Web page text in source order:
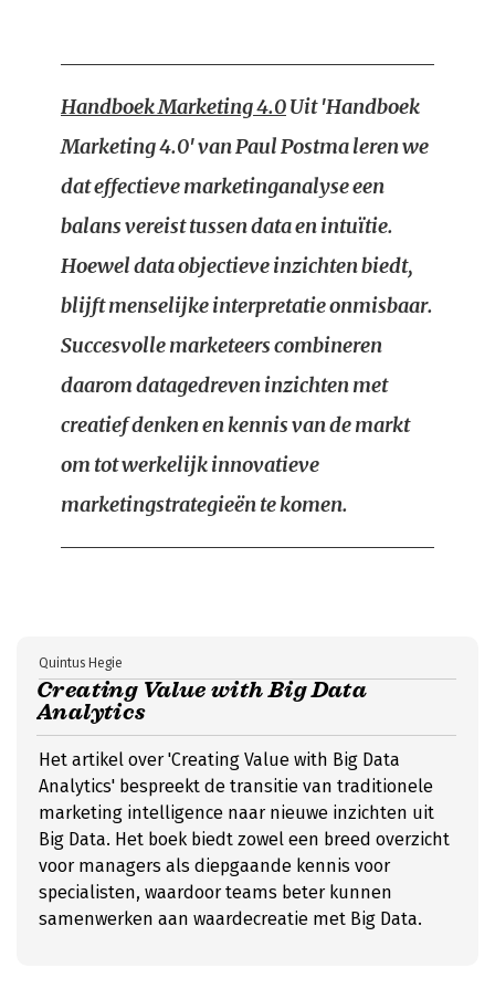
Handboek Marketing 4.0Uit 'Handboek
Marketing 4.0' van Paul Postma leren we
dat effectieve marketinganalyse een
balans vereist tussen data en intuïtie.
Hoewel data objectieve inzichten biedt,
blijft menselijke interpretatie onmisbaar.
Succesvolle marketeers combineren
daarom datagedreven inzichten met
creatief denken en kennis van de markt
om tot werkelijk innovatieve
marketingstrategieën te komen.
Creating Value with Big Data
Analytics
Quintus Hegie
Het artikel over 'Creating Value with Big Data
Analytics' bespreekt de transitie van traditionele
marketing intelligence naar nieuwe inzichten uit
Big Data. Het boek biedt zowel een breed overzicht
voor managers als diepgaande kennis voor
specialisten, waardoor teams beter kunnen
samenwerken aan waardecreatie met Big Data.